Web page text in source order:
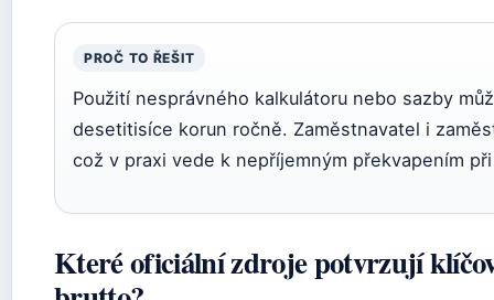
PROČ TO ŘEŠIT
Použití nesprávného kalkulátoru nebo sazby
desetitisíce korun ročně. Zaměstnavatel i
což v praxi vede k nepříjemným překvapením
Které oficiální zdroje potvrzují